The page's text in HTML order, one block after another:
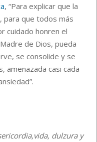
, “Para explicar que la
para que todos más
cuidado honren el
de Dios, pueda
se consolide y se
amenazada casi cada
dulzura y